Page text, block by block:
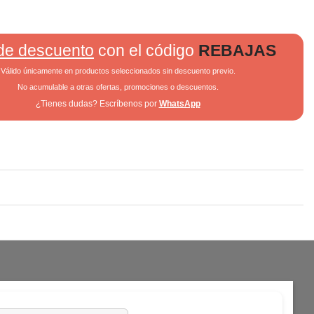
descuento con el código REBAJAS
Válido únicamente en productos seleccionados sin descuento previo.
No acumulable a otras ofertas, promociones o descuentos.
¿Tienes dudas? Escríbenos por WhatsApp